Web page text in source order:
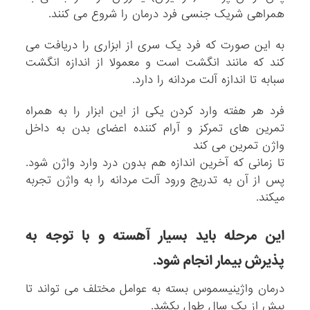
همراهی شریک جنسی فرد درمان را شروع می کنند.
به این صورت که فرد یک سری از ابزاری را دریافت می
کند که مانند انگشت است و معمولا از اندازه انگشت
سبابه تا اندازه آلت مردانه را دارد.
فرد هر هفته وارد کردن یکی از این ابزار را به همراه
تمرین های تمرکز و آرام کننده اعضای بدن به داخل
واژن تمرین می کند
تا زمانی که آخرین اندازه هم بدون درد وارد واژن شود.
پس از آن به تدریج ورود آلت مردانه را به واژن تجربه
میکند.
این مرحله باید بسیار آهسته و با توجه به
پذیرش بیمار انجام شود.
درمان واژینیسموس بسته به عوامل مختلف می تواند تا
بیش از یک سال طول بکشد.